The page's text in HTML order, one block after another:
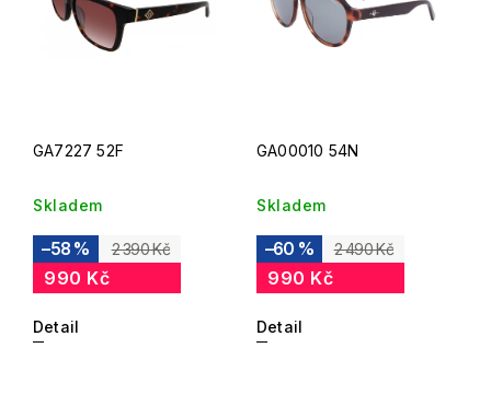
GA7227 52F
Skladem
2 390 Kč
–58 %
990 Kč
Detail
GA00010 54N
Skladem
2 490 Kč
–60 %
990 Kč
Detail